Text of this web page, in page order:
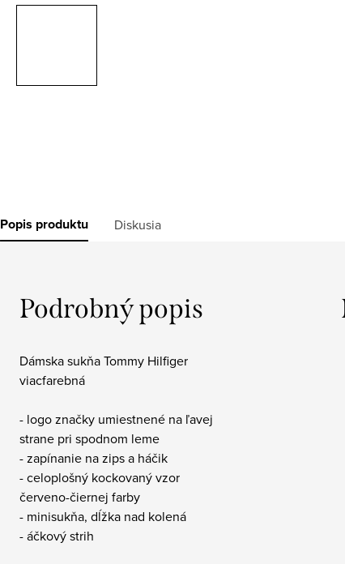
Popis produktu Diskusia
Podrobný popis
Dámska sukňa Tommy Hilfiger
viacfarebná
- logo značky umiestnené na ľavej
strane pri spodnom leme
- zapínanie na zips a háčik
- celoplošný kockovaný vzor
červeno-čiernej farby
- minisukňa, dĺžka nad kolená
- áčkový strih